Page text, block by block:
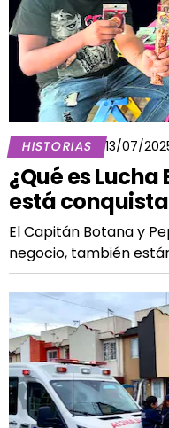
HISTORIAS 13/07/
¿Qué es
está
El Capitán Botana y
negocio, también